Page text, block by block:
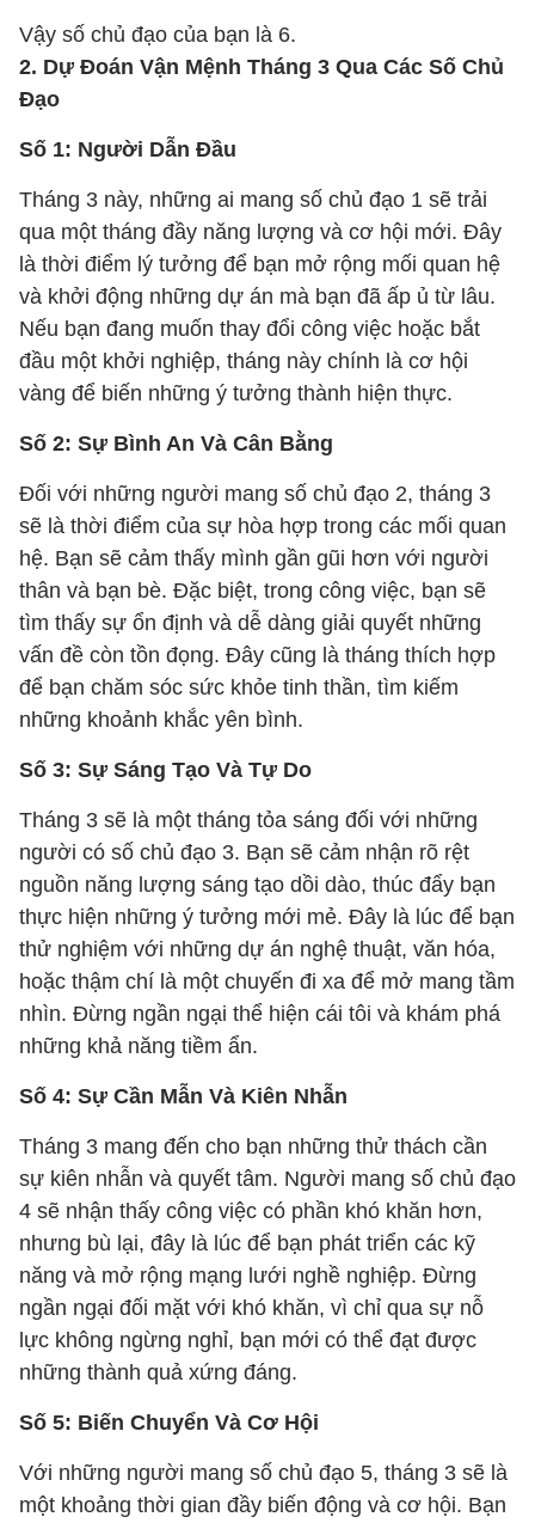
Vậy số chủ đạo của bạn là 6.
2. Dự Đoán Vận Mệnh Tháng 3 Qua Các Số Chủ
Đạo
Số 1: Người Dẫn Đầu
Tháng 3 này, những ai mang số chủ đạo 1 sẽ trải
qua một tháng đầy năng lượng và cơ hội mới. Đây
là thời điểm lý tưởng để bạn mở rộng mối quan hệ
và khởi động những dự án mà bạn đã ấp ủ từ lâu.
Nếu bạn đang muốn thay đổi công việc hoặc bắt
đầu một khởi nghiệp, tháng này chính là cơ hội
vàng để biến những ý tưởng thành hiện thực.
Số 2: Sự Bình An Và Cân Bằng
Đối với những người mang số chủ đạo 2, tháng 3
sẽ là thời điểm của sự hòa hợp trong các mối quan
hệ. Bạn sẽ cảm thấy mình gần gũi hơn với người
thân và bạn bè. Đặc biệt, trong công việc, bạn sẽ
tìm thấy sự ổn định và dễ dàng giải quyết những
vấn đề còn tồn đọng. Đây cũng là tháng thích hợp
để bạn chăm sóc sức khỏe tinh thần, tìm kiếm
những khoảnh khắc yên bình.
Số 3: Sự Sáng Tạo Và Tự Do
Tháng 3 sẽ là một tháng tỏa sáng đối với những
người có số chủ đạo 3. Bạn sẽ cảm nhận rõ rệt
nguồn năng lượng sáng tạo dồi dào, thúc đẩy bạn
thực hiện những ý tưởng mới mẻ. Đây là lúc để bạn
thử nghiệm với những dự án nghệ thuật, văn hóa,
hoặc thậm chí là một chuyến đi xa để mở mang tầm
nhìn. Đừng ngần ngại thể hiện cái tôi và khám phá
những khả năng tiềm ẩn.
Số 4: Sự Cần Mẫn Và Kiên Nhẫn
Tháng 3 mang đến cho bạn những thử thách cần
sự kiên nhẫn và quyết tâm. Người mang số chủ đạo
4 sẽ nhận thấy công việc có phần khó khăn hơn,
nhưng bù lại, đây là lúc để bạn phát triển các kỹ
năng và mở rộng mạng lưới nghề nghiệp. Đừng
ngần ngại đối mặt với khó khăn, vì chỉ qua sự nỗ
lực không ngừng nghỉ, bạn mới có thể đạt được
những thành quả xứng đáng.
Số 5: Biến Chuyển Và Cơ Hội
Với những người mang số chủ đạo 5, tháng 3 sẽ là
một khoảng thời gian đầy biến động và cơ hội. Bạn